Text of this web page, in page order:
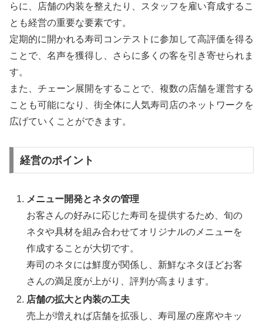
らに、店舗の内装を整えたり、スタッフを雇い育成するこ
とも経営の重要な要素です。
定期的に開かれる寿司コンテストに参加して高評価を得る
ことで、名声を獲得し、さらに多くの客を引き寄せられま
す。
また、チェーン展開をすることで、複数の店舗を運営する
ことも可能になり、街全体に人気寿司店のネットワークを
広げていくことができます。
経営のポイント
メニュー開発とネタの管理
お客さんの好みに応じた寿司を提供するため、旬の
ネタや具材を組み合わせてオリジナルのメニューを
作成することが大切です。
寿司のネタには鮮度が関係し、新鮮なネタほどお客
さんの満足度が上がり、評判が高まります。
店舗の拡大と内装の工夫
売上が増えれば店舗を拡張し、寿司屋の座席やキッ